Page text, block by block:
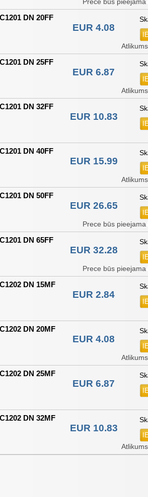
DN 20FF
EUR 4.08
DN 25FF
EUR 6.87
DN 32FF
EUR 10.83
DN 40FF
EUR 15.99
DN 50FF
EUR 26.65
Prece būs
DN 65FF
EUR 32.28
Prece būs
DN 15MF
EUR 2.84
DN 20MF
EUR 4.08
DN 25MF
EUR 6.87
DN 32MF
EUR 10.83